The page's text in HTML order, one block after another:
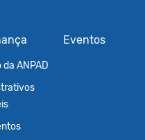
ANPAD
Eventos